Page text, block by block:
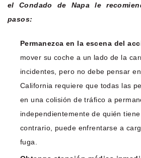
el Condado de Napa le
pasos:
Permanezca en la escena del
mover su coche a un lado de la
incidentes, pero no debe pensar
California requiere que todas las
en una colisión de tráfico a
independientemente de quién
contrario, puede enfrentarse a
fuga.